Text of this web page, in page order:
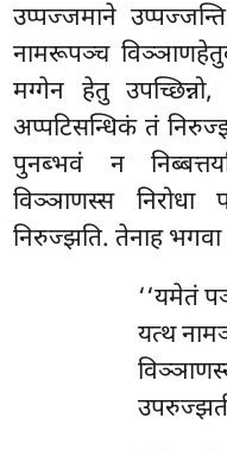
उप्पज्जमाने
नामरूपञ्च
मग्गेन हेतु
अप्पटिसन्धिकं तं
पुनब्भवं न
विञ्ञाणस्स
निरुज्झति. तेनाह भगवा
‘‘यमेतं
यत्थ